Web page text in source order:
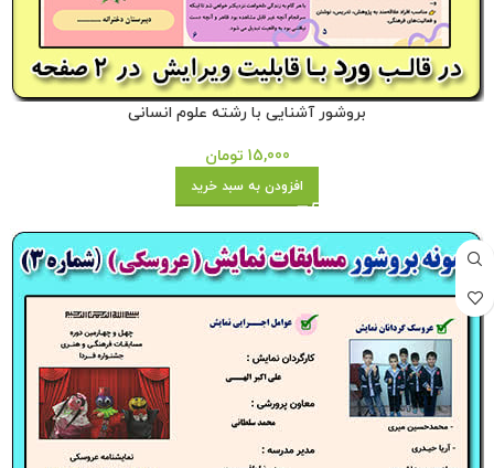
بروشور آشنایی با رشته علوم انسانی
15,000 تومان
افزودن به سبد خرید